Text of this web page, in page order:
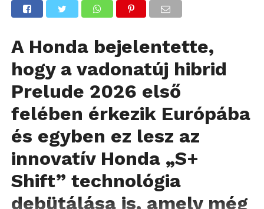
A Honda bejelentette,
hogy a vadonatúj hibrid
Prelude 2026 első
felében érkezik Európába
és egyben ez lesz az
innovatív Honda „S+
Shift” technológia
debütálása is, amely még